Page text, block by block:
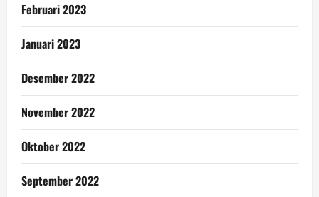
Februari 2023
Januari 2023
Desember 2022
November 2022
Oktober 2022
September 2022